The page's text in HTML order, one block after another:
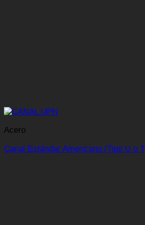
Acero
Canal Estándar Americano (Tipo U o